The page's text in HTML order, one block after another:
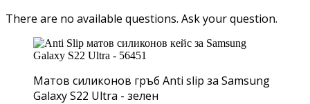
There are no available questions. Ask your question.
Матов силиконов гръб Anti slip за Samsung
Galaxy S22 Ultra - зелен